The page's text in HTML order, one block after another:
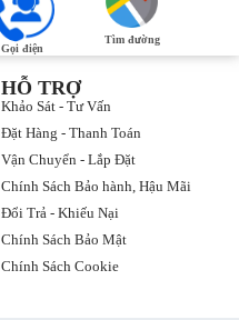
Gọi điện
Tìm đường
HỖ TRỢ
Khảo Sát - Tư Vấn
Đặt Hàng - Thanh Toán
Vận Chuyển - Lắp Đặt
Chính Sách Bảo hành, Hậu Mãi
Đổi Trả - Khiếu Nại
Chính Sách Bảo Mật
Chính Sách Cookie